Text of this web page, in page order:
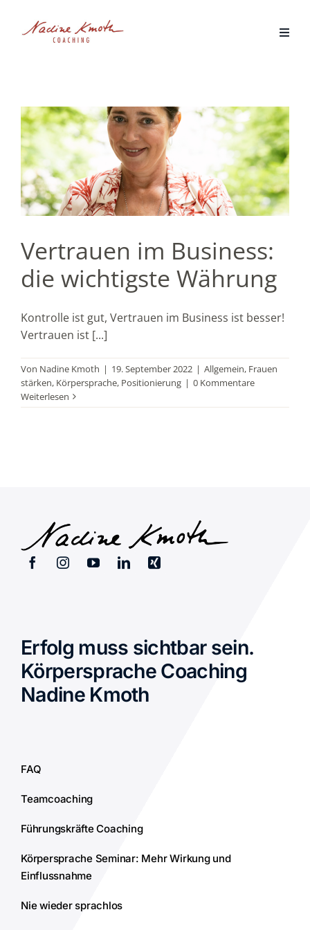
Vertrauen im Business:
die wichtigste Währung
Kontrolle ist gut, Vertrauen im Business ist besser!
Vertrauen ist [...]
Von Nadine Kmoth | 19. September 2022 | Allgemein, Frauen
stärken, Körpersprache, Positionierung | 0 Kommentare
Weiterlesen
Erfolg muss sichtbar sein.
Körpersprache Coaching
Nadine Kmoth
FAQ
Teamcoaching
Führungskräfte Coaching
Körpersprache Seminar: Mehr Wirkung und
Einflussnahme
Nie wieder sprachlos